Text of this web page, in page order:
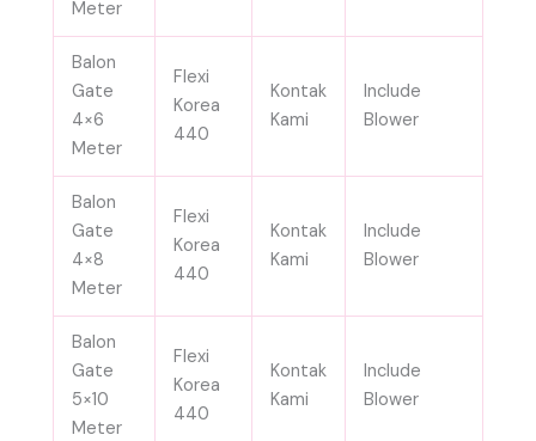
Meter
Balon
Gate
4×6
Meter
Flexi
Korea
440
Kontak
Kami
Include
Blower
Balon
Gate
4×8
Meter
Flexi
Korea
440
Kontak
Kami
Include
Blower
Balon
Gate
5×10
Meter
Flexi
Korea
440
Kontak
Kami
Include
Blower